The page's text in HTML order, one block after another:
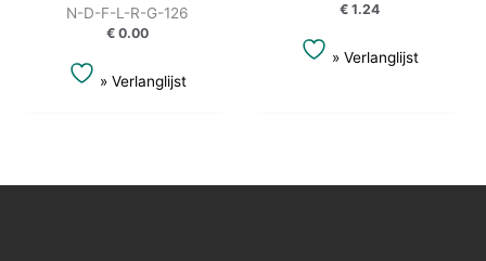
N-D-F-L-R-G-126
€0.00
» Verlanglijst
€1.24
» Verlanglijst